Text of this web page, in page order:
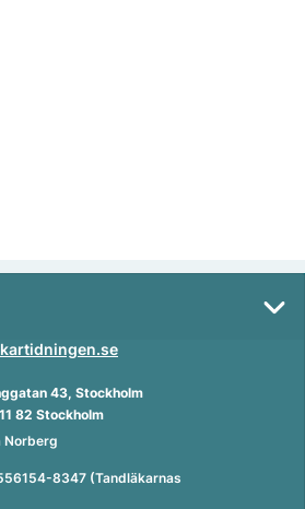
43, Stockholm
82 Stockholm
Norberg
8347 (Tandläkarnas